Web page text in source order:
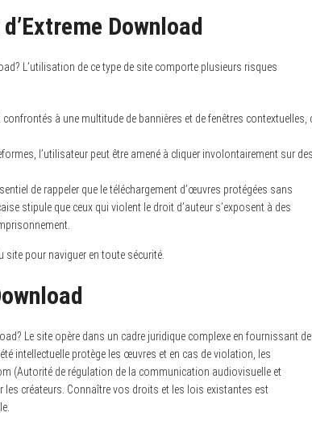
Download
L’utilisation de ce type de site comporte plusieurs risques
à une multitude de bannières et de fenêtres contextuelles,
l’utilisateur peut être amené à cliquer involontairement sur des
de rappeler que le téléchargement d’œuvres protégées sans
stipule que ceux qui violent le droit d’auteur s’exposent à des
pour naviguer en toute sécurité.
Le site opère dans un cadre juridique complexe en fournissant
intellectuelle protège les œuvres et en cas de violation, les
(Autorité de régulation de la communication audiovisuelle et
créateurs. Connaître vos droits et les lois existantes est